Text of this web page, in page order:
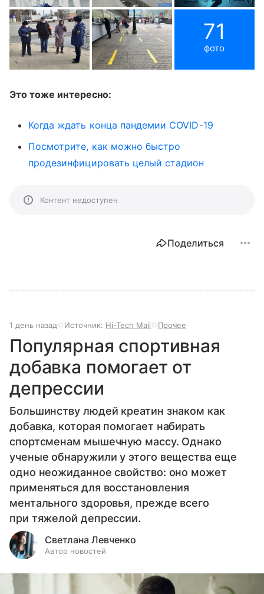
71
фото
Это тоже интересно:
Когда ждать конца пандемии COVID-19
Посмотрите, как можно быстро
продезинфицировать целый стадион
Контент недоступен
Поделиться
1 день назад Источник: Hi-Tech Mail Прочее
Популярная спортивная
добавка помогает от
депрессии
Большинству людей креатин знаком как
добавка, которая помогает набирать
спортсменам мышечную массу. Однако
ученые обнаружили у этого вещества еще
одно неожиданное свойство: оно может
применяться для восстановления
ментального здоровья, прежде всего
при тяжелой депрессии.
Светлана Левченко
Автор новостей